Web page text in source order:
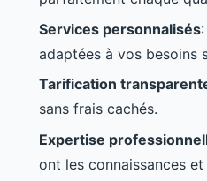
Services personnalisés
adaptées à vos besoins
Tarification
sans frais cachés.
Expertise
ont les connaissances